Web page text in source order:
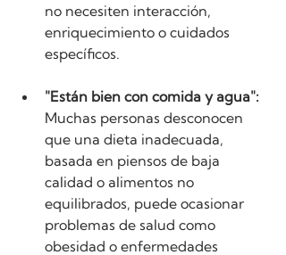
no necesiten interacción,
enriquecimiento o cuidados
específicos.
"Están bien con comida y agua":
Muchas personas desconocen
que una dieta inadecuada,
basada en piensos de baja
calidad o alimentos no
equilibrados, puede ocasionar
problemas de salud como
obesidad o enfermedades